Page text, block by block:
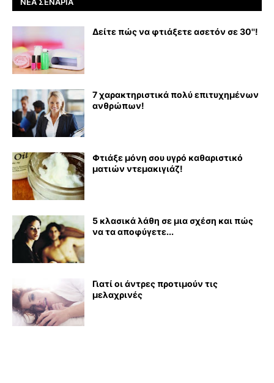
Δείτε πώς να φτιάξετε ασετόν σε 30''!
7 χαρακτηριστικά πολύ επιτυχημένων
ανθρώπων!
Φτιάξε μόνη σου υγρό καθαριστικό
ματιών ντεμακιγιάζ!
5 κλασικά λάθη σε μια σχέση και πώς
να τα αποφύγετε...
Γιατί οι άντρες προτιμούν τις
μελαχρινές